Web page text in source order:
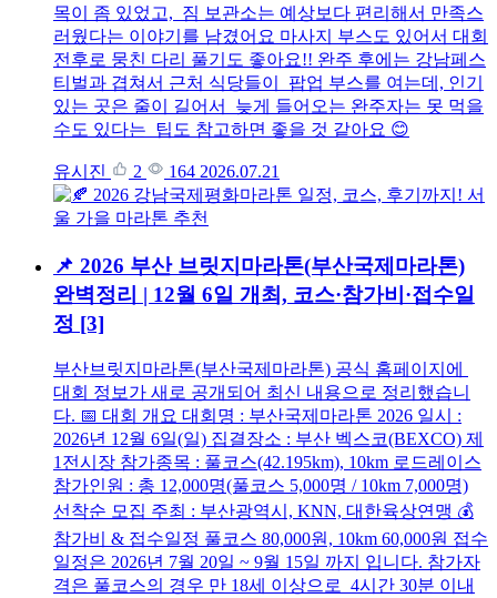
목이 좀 있었고, 짐 보관소는 예상보다 편리해서 만족스
러웠다는 이야기를 남겼어요 마사지 부스도 있어서 대회
전후로 뭉친 다리 풀기도 좋아요!! 완주 후에는 강남페스
티벌과 겹쳐서 근처 식당들이 팝업 부스를 여는데, 인기
있는 곳은 줄이 길어서 늦게 들어오는 완주자는 못 먹을
수도 있다는 팁도 참고하면 좋을 것 같아요 😊
유시진 2 164 2026.07.21
📌 2026 부산 브릿지마라톤(부산국제마라톤)
완벽정리 | 12월 6일 개최, 코스·참가비·접수일
정 [3]
부산브릿지마라톤(부산국제마라톤) 공식 홈페이지에
대회 정보가 새로 공개되어 최신 내용으로 정리했습니
다. 📅 대회 개요 대회명 : 부산국제마라톤 2026 일시 :
2026년 12월 6일(일) 집결장소 : 부산 벡스코(BEXCO) 제
1전시장 참가종목 : 풀코스(42.195km), 10km 로드레이스
참가인원 : 총 12,000명(풀코스 5,000명 / 10km 7,000명)
선착순 모집 주최 : 부산광역시, KNN, 대한육상연맹 💰
참가비 & 접수일정 풀코스 80,000원, 10km 60,000원 접수
일정은 2026년 7월 20일 ~ 9월 15일 까지 입니다. 참가자
격은 풀코스의 경우 만 18세 이상으로 4시간 30분 이내